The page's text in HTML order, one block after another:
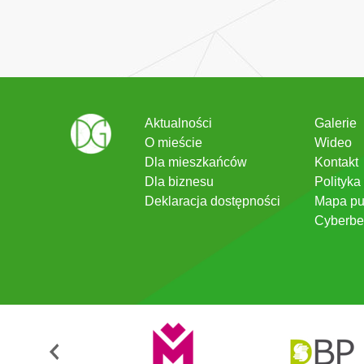
Aktualności
O mieście
Dla mieszkańców
Dla biznesu
Deklaracja dostępności
Galerie
Wideo
Kontakt
Mapa